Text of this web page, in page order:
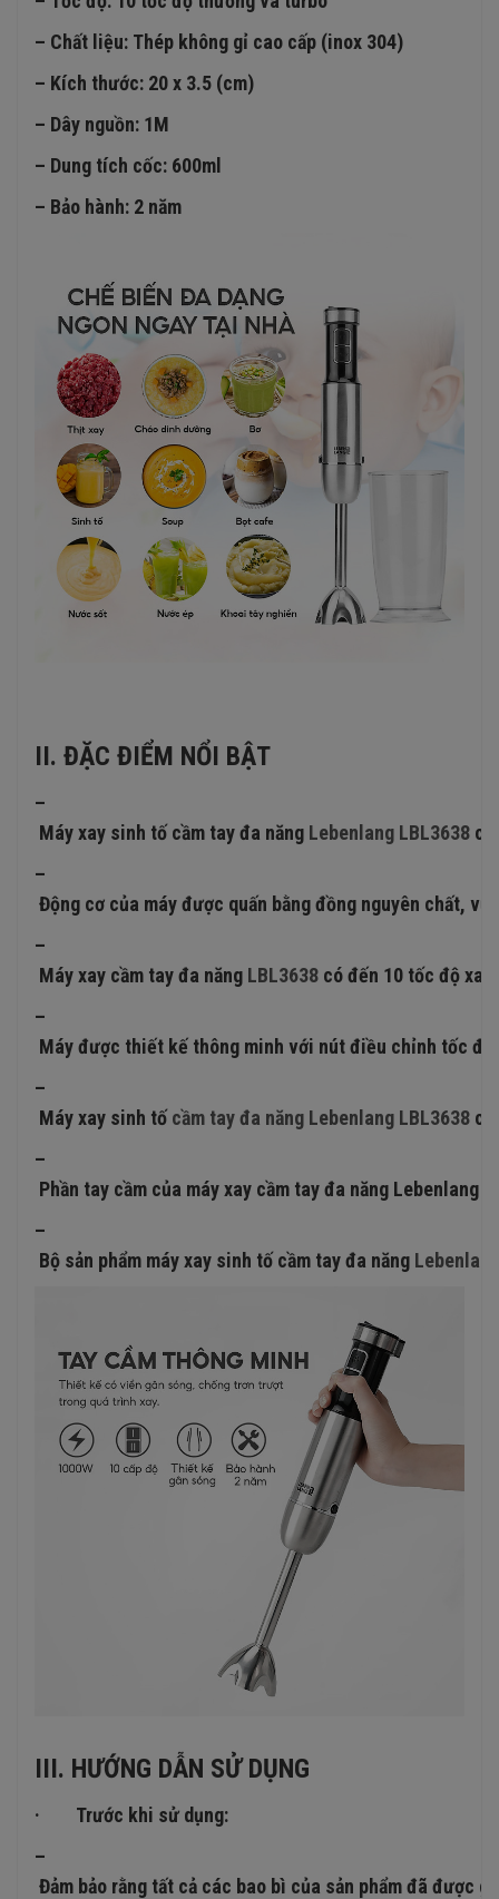
– Chất liệu: Thép không gỉ cao cấp (inox 304)
– Kích thước: 20 x 3.5 (cm)
– Dây nguồn: 1M
– Dung tích cốc: 600ml
– Bảo hành: 2 năm
II. ĐẶC ĐIỂM NỔI BẬT
–
Máy xay sinh tố cầm tay đa năng Lebenlang LBL3638 có
–
Động cơ của máy được quấn bằng đồng nguyên chất,
–
Máy xay cầm tay đa năng LBL3638 có đến 10 tốc độ
–
Máy được thiết kế thông minh với nút điều chỉnh tốc
–
Máy xay sinh tố cầm tay đa năng Lebenlang LBL3638 có
–
Phần tay cầm của máy xay cầm tay đa năng
–
Bộ sản phẩm máy xay sinh tố cầm tay đa năng
III. HƯỚNG DẪN SỬ DỤNG
· Trước khi sử dụng:
–
Đảm bảo rằng tất cả các bao bì của sản phẩm đã được